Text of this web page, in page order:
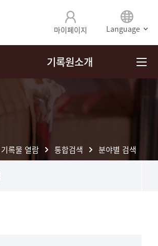
마이페이지 Language
기록원소개
기록물 열람 통합검색 분야별 검색